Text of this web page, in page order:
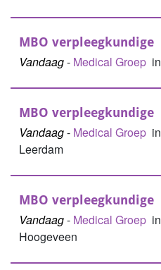
MBO verpleegkundige
Vandaag- Medical Groep in
MBO verpleegkundige
Vandaag- Medical Groep in
Leerdam
MBO verpleegkundige
Vandaag- Medical Groep in
Hoogeveen